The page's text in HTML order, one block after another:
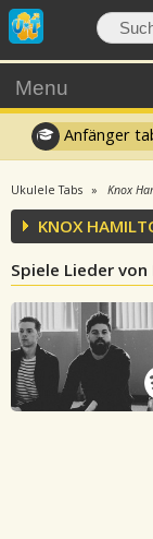
Menu
Anfänger
Ukulele Tabs Knox
KNOX
Spiele Lieder